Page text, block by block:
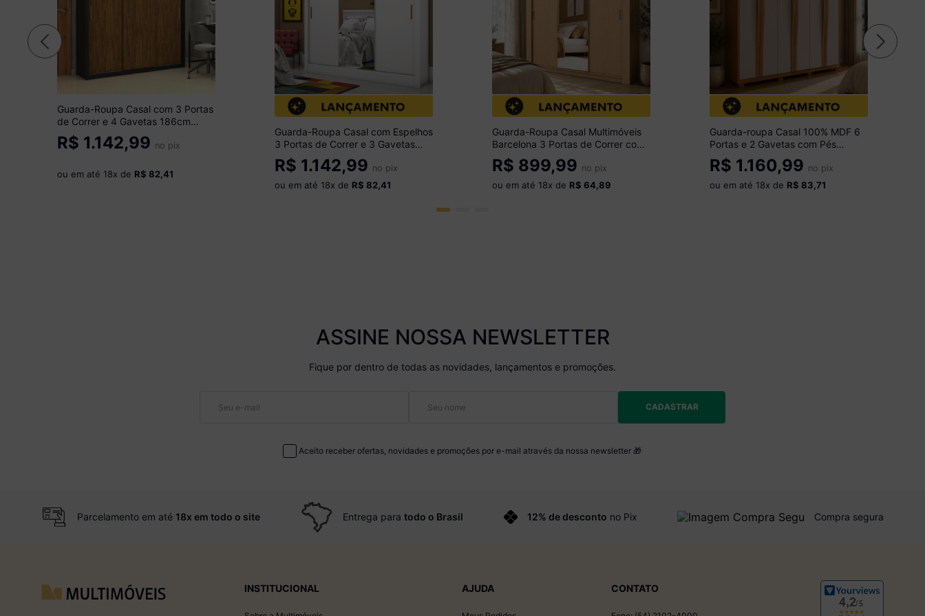
Guarda-Roupa Casal com 3 Portas
de Correr e 4 Gavetas 186cm
Multimóveis CR35573
Preto/Madeirado
R$ 1.142,99 no pix
ou em até 18x de R$ 82,41
Guarda-Roupa Casal com Espelhos
3 Portas de Correr e 3 Gavetas
179cm Multimóveis CR35565
Branco
R$ 1.142,99 no pix
ou em até 18x de R$ 82,41
Guarda-Roupa Casal Multimóveis
Barcelona 3 Portas de Correr com
Espelho CR35402 Madeirado
R$ 899,99 no pix
ou em até 18x de R$ 64,89
Guarda-roupa Casal 100% MDF 6
Portas e 2 Gavetas com Pés
180cm Multimóveis CR35520
Madeirado/Off White
R$ 1.160,99 no pix
ou em até 18x de R$ 83,71
ASSINE NOSSA NEWSLETTER
Fique por dentro de todas as novidades, lançamentos e promoções.
CADASTRAR
Aceito receber ofertas, novidades e promoções por e-mail através da nossa newsletter 🎁
Parcelamento em até 18x em todo o site Entrega paratodo o Brasil 12% de desconto no Pix Compra segura
INSTITUCIONAL AJUDA CONTATO